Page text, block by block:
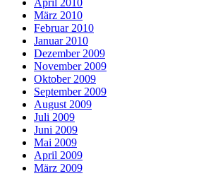
März 2010
Februar 2010
Januar 2010
Dezember 2009
November 2009
Oktober 2009
September 2009
August 2009
Juli 2009
Juni 2009
Mai 2009
April 2009
März 2009